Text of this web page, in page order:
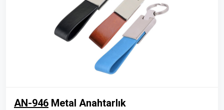
AN-946 Metal Anahtarlık